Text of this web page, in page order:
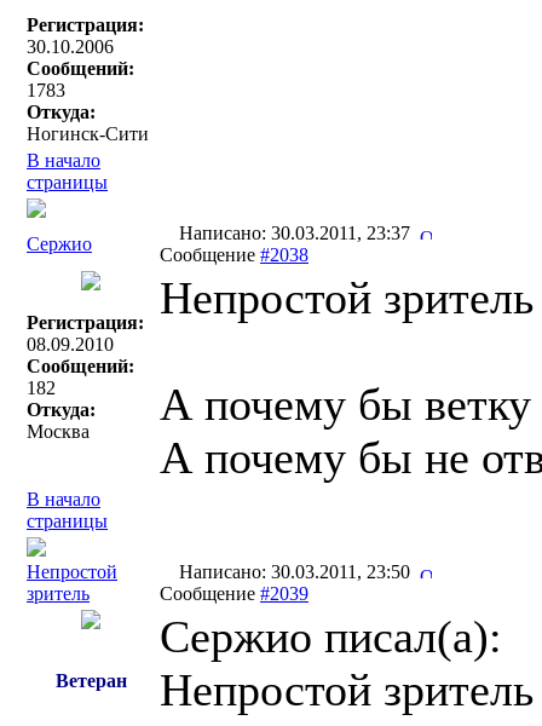
Регистрация:
30.10.2006
Сообщений:
1783
Откуда:
Ногинск-Сити
В начало
страницы
Сержио
Написано: 30.03.2011, 23:37
Сообщение #2038
Регистрация:
08.09.2010
Сообщений:
182
Откуда:
Москва
Непростой
А почему бы ветку
А почему бы не
В начало
страницы
Непростой
зритель
Написано: 30.03.2011, 23:50
Сообщение #2039
Ветеран
Сержио писал(a):
Непростой